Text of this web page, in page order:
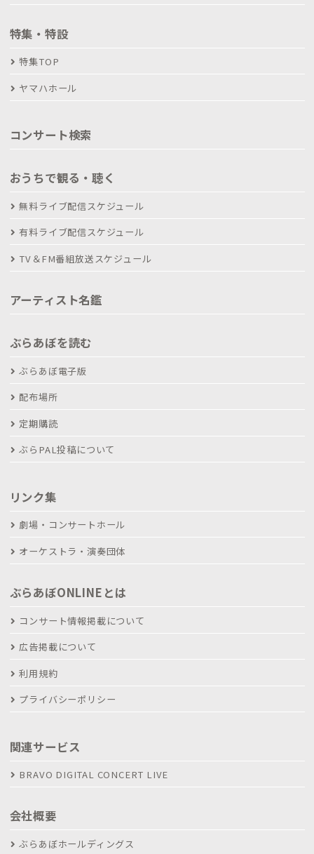
特集・特設
特集TOP
ヤマハホール
コンサート検索
おうちで観る・聴く
無料ライブ配信スケジュール
有料ライブ配信スケジュール
TV＆FM番組放送スケジュール
アーティスト名鑑
ぶらあぼを読む
ぶらあぼ電子版
配布場所
定期購読
ぶらPAL投稿について
リンク集
劇場・コンサートホール
オーケストラ・演奏団体
ぶらあぼONLINEとは
コンサート情報掲載について
広告掲載について
利用規約
プライバシーポリシー
関連サービス
BRAVO DIGITAL CONCERT LIVE
会社概要
ぶらあぼホールディングス